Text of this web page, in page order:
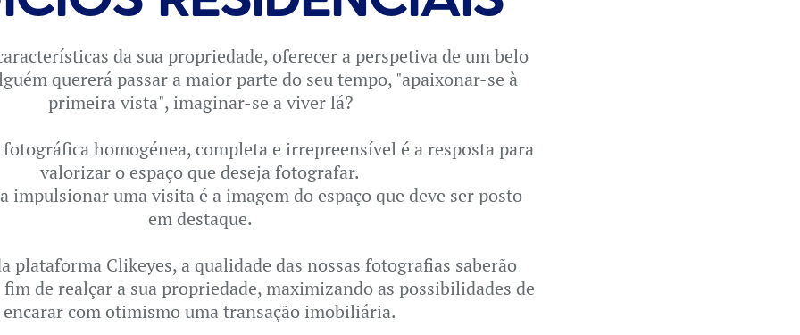
da sua propriedade, oferecer a perspetiva de um belo
quererá passar a maior parte do seu tempo, "apaixonar-se à
primeira vista", imaginar-se a viver lá?
homogénea, completa e irrepreensível é a resposta para
valorizar o espaço que deseja fotografar.
impulsionar uma visita é a imagem do espaço que deve ser posto
em destaque.
plataforma Clikeyes, a qualidade das nossas fotografias saberão
de realçar a sua propriedade, maximizando as possibilidades de
encarar com otimismo uma transação imobiliária.